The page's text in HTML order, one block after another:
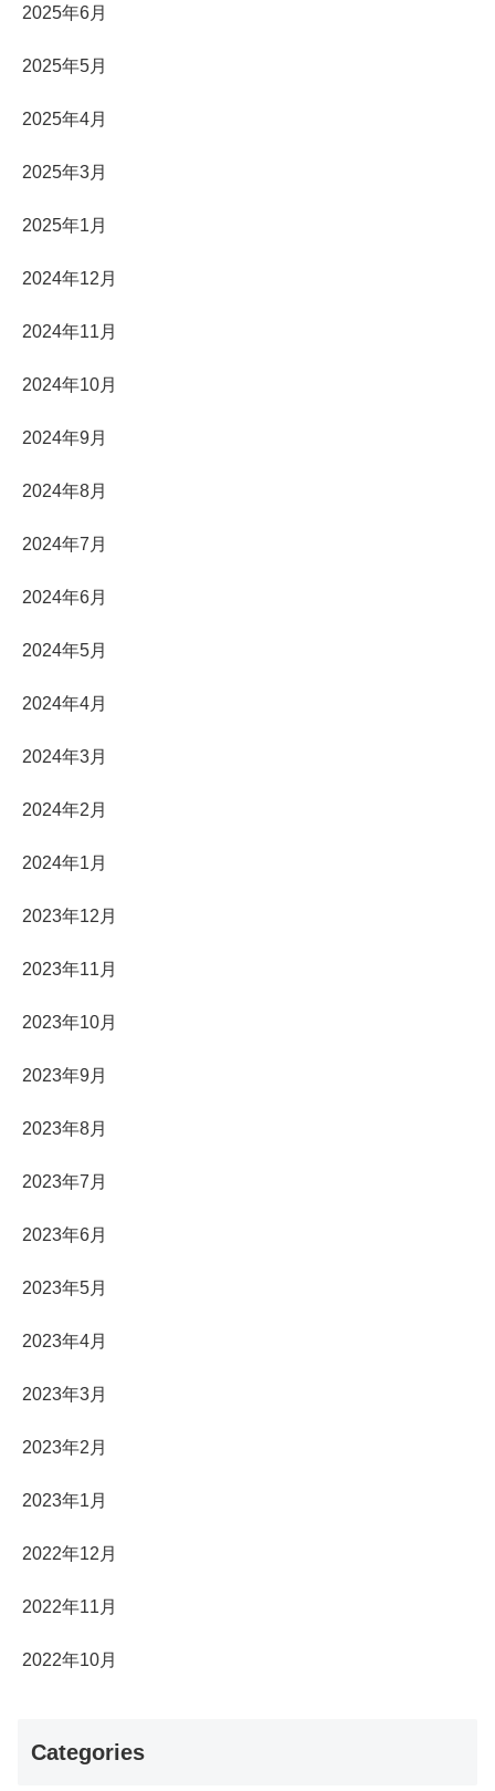
2025年6月
2025年5月
2025年4月
2025年3月
2025年1月
2024年12月
2024年11月
2024年10月
2024年9月
2024年8月
2024年7月
2024年6月
2024年5月
2024年4月
2024年3月
2024年2月
2024年1月
2023年12月
2023年11月
2023年10月
2023年9月
2023年8月
2023年7月
2023年6月
2023年5月
2023年4月
2023年3月
2023年2月
2023年1月
2022年12月
2022年11月
2022年10月
Categories